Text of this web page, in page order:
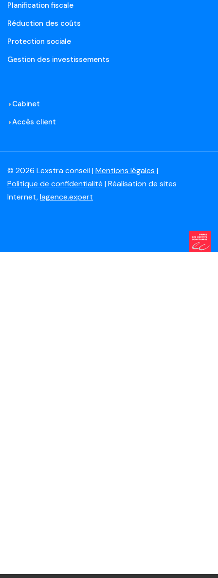
Planification fiscale
Réduction des coûts
Protection sociale
Gestion des investissements
Cabinet
Accès client
© 2026 Lexstra conseil |Mentions légales |
Politique de confidentialité | Réalisation de sites
Internet,lagence.expert